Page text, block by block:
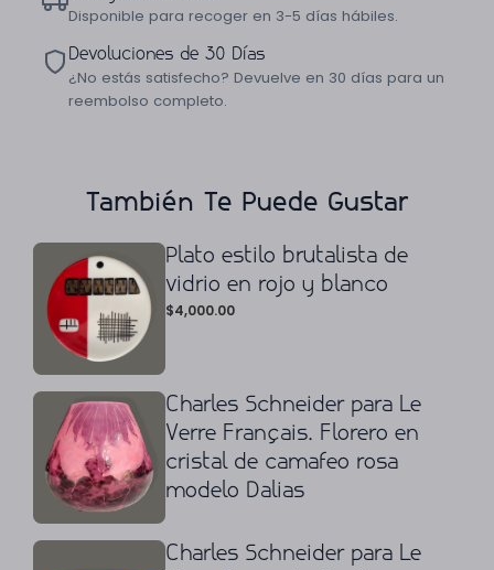
Disponible para recoger en 3-5 días hábiles.
Devoluciones de 30 Días
¿No estás satisfecho? Devuelve en 30 días para un
reembolso completo.
También Te Puede Gustar
Plato estilo brutalista de
vidrio en rojo y blanco
$4,000.00
Charles Schneider para Le
Verre Français. Florero en
cristal de camafeo rosa
modelo Dalias
Charles Schneider para Le